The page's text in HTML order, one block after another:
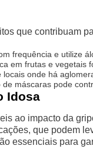
que contribuam
frequência e utilize
em frutas e vegetais
onde há
máscaras pode
Idosa
ao impacto da
que podem
essenciais para